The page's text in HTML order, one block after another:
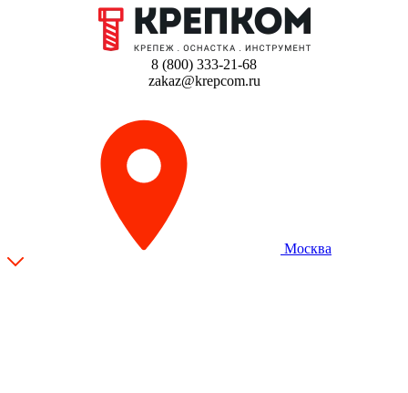
8 (800) 333-21-68
zakaz@krepcom.ru
Москва